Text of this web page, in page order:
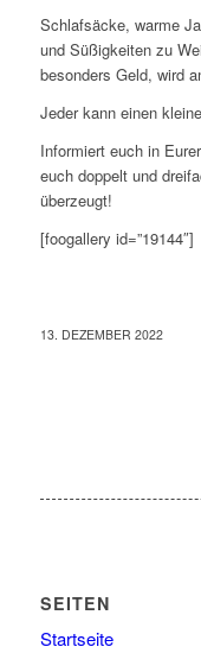
Schlafsäcke, warme
und Süßigkeiten zu
besonders Geld, wird
Jeder kann einen
Informiert euch in
euch doppelt und
überzeugt!
[foogallery id=”19144″]
13. DEZEMBER 2022
SEITEN
Startseite